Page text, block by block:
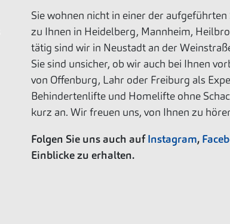
Sie wohnen nicht in einer der
zu Ihnen in Heidelberg, Mannheim,
tätig sind wir in Neustadt an der
Sie sind unsicher, ob wir auch bei Ihnen
von Offenburg, Lahr oder Freiburg als
Behindertenlifte und Homelifte ohne
kurz an. Wir freuen uns, von Ihnen zu
Folgen Sie uns auch auf Instagram,
Einblicke zu erhalten.